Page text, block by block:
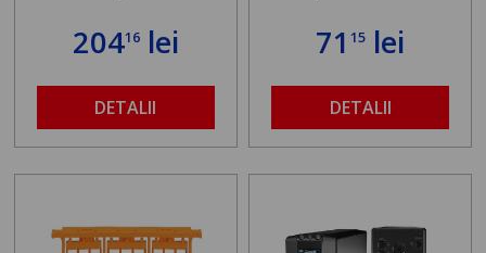
20416lei
DETALII
7115 lei
DETALII